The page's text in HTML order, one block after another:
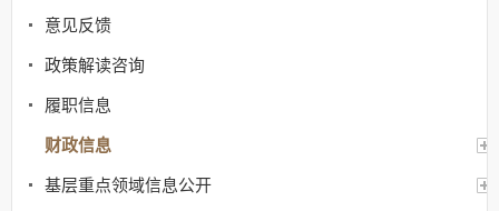
意见反馈
政策解读咨询
履职信息
财政信息
基层重点领域信息公开